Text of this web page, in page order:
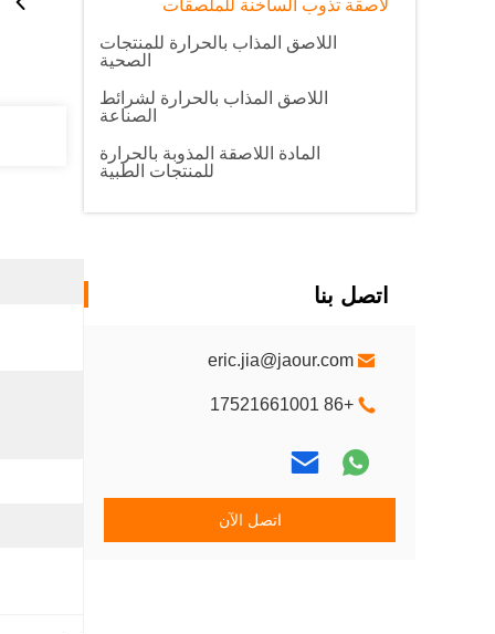
لاصقة تذوب الساخنة للملصقات
اللاصق المذاب بالحرارة للمنتجات
الصحية
اللاصق المذاب بالحرارة لشرائط
الصناعة
المادة اللاصقة المذوبة بالحرارة
للمنتجات الطبية
اتصل بنا
eric.jia@jaour.com
+86 17521661001
اتصل الآن